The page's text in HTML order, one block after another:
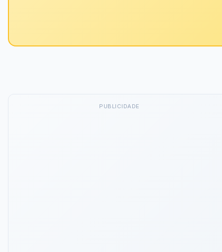
PUBLICIDADE